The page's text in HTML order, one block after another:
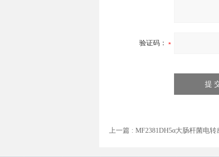
验证码：
上一篇 : MF2381DH5α大肠杆菌电